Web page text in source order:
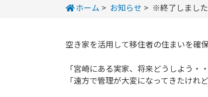
ホーム > お知らせ > ※終了しまし
空き家を活用して移住者の住まいを確
「宮崎にある実家、将来どうしよう・
「遠方で管理が大変になってきたけれ